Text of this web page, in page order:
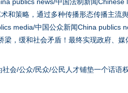
和策略，通过多种传播形态传播主流
media/中国公众新闻China publics
，缓和社会矛盾！最终实现政府、媒
会/公众/民众/公民人才铺垫一个话语